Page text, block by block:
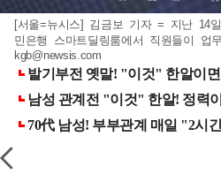
[서울=뉴시스] 김금보 기자 = 지난 14
민은행 스마트딜링룸에서 직원들이 업
kgb@newsis.com